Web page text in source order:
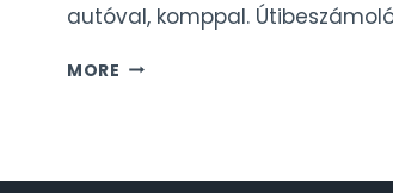
autóval, komppal.
MORE TOKIÓ